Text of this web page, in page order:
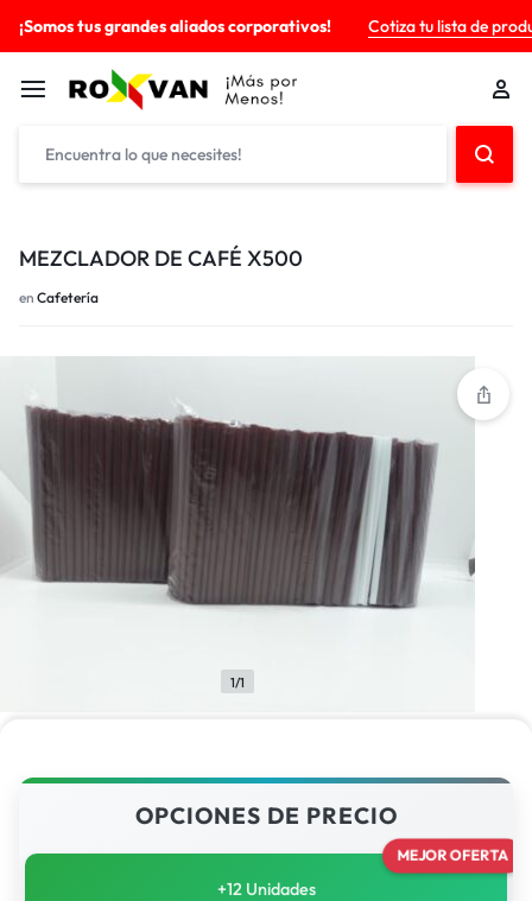
¡Somos tus grandes aliados corporativos! Cotiza tu lista de
MEZCLADOR DE CAFÉ X500
en Cafetería
1/1
OPCIONES DE PRECIO
MEJOR OFERTA
+12 Unidades